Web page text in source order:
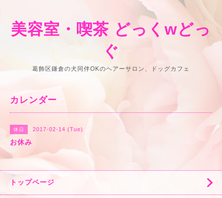
美容室・喫茶 どっくwどっ
ぐ
葛飾区鎌倉の犬同伴OKのヘアーサロン、ドッグカフェ
カレンダー
休日 2017-02-14 (Tue)
お休み
トップページ